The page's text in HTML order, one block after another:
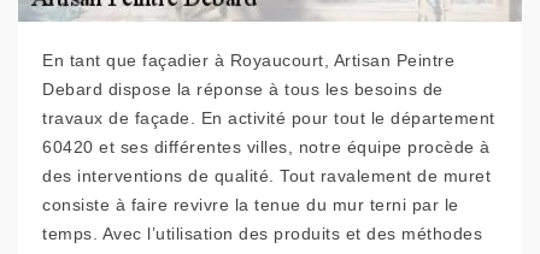
En tant que façadier à Royaucourt, Artisan Peintre
Debard dispose la réponse à tous les besoins de
travaux de façade. En activité pour tout le département
60420 et ses différentes villes, notre équipe procède à
des interventions de qualité. Tout ravalement de muret
consiste à faire revivre la tenue du mur terni par le
temps. Avec l’utilisation des produits et des méthodes